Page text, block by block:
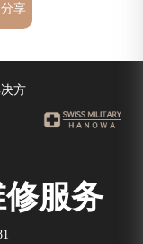
分享
方
服务